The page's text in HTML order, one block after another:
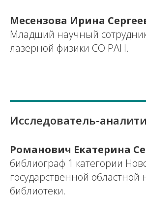
Месензова Ирина
Младший научный
лазерной физики СО РАН.
Исследователь-
Романович Екатерина
библиограф 1 категории
государственной областной
библиотеки.